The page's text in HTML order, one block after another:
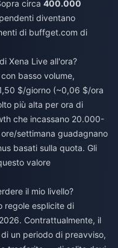
circa 400.000
diventano
di buffget.com di
Xena Live all'ora?
basso volume,
$/giorno (~0,06 $/ora
più alta per ora di
che incassano 20.000-
settimana guadagnano
basati sulla quota. Gli
valore
il mio livello?
regole esplicite di
Contrattualmente, il
un periodo di preavviso,